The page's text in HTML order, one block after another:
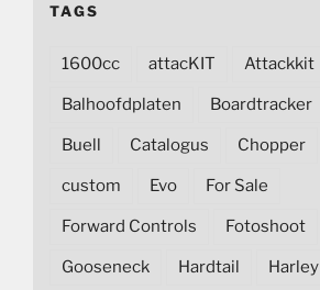
TAGS
1600cc attacKIT Attackkit
Balhoofdplaten Boardtracker
Buell Catalogus Chopper
custom Evo For Sale
Forward Controls Fotoshoot
Gooseneck Hardtail Harley